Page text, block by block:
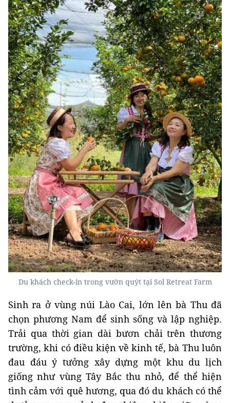
Du khách check-in trong vườn quýt tại Sol Retreat Farm
Sinh ra ở vùng núi Lào Cai, lớn lên bà Thu đã
chọn phương Nam để sinh sống và lập nghiệp.
Trải qua thời gian dài bươn chải trên thương
trường, khi có điều kiện về kinh tế, bà Thu luôn
đau đáu ý tưởng xây dựng một khu du lịch
giống như vùng Tây Bắc thu nhỏ, để thể hiện
tình cảm với quê hương, qua đó du khách có thể